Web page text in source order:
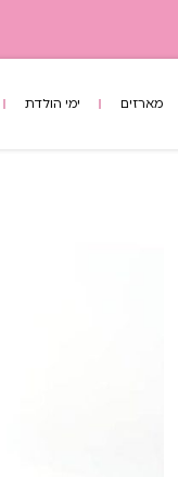
מארזים ימי הולדת